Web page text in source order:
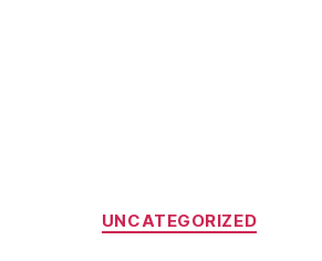
Categorías
UNCATEGORIZED